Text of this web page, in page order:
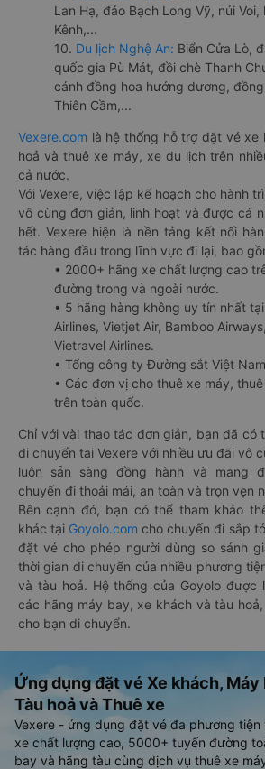
Lan Hạ, đảo Bạch Long Vỹ, núi
Kênh,...
10. Du lịch Nghệ An: Biển Cửa Lò,
quốc gia Pù Mát, đồi chè Thanh
cánh đồng hoa hướng dương,
Thiên Cầm,...
Vexere.com là hệ thống hỗ trợ đặt vé xe
hoả và thuê xe máy, xe du lịch trên
cả nước.
Với Vexere, việc lập kế hoạch cho hành
vô cùng đơn giản, linh hoạt và được cá
hết. Vexere hiện là nền tảng kết nối
tác hàng đầu trong lĩnh vực đi lại, bao
• 2000+ hãng xe chất lượng cao
đường trong và ngoài nước.
• 5 hãng hàng không uy tín nhất
Airlines, Vietjet Air, Bamboo
Vietravel Airlines.
• Tổng công ty Đường sắt Việt
• Các đơn vị cho thuê xe máy,
trên toàn quốc.
Chỉ với vài thao tác đơn giản, bạn đã có
di chuyển tại Vexere với nhiều ưu đãi vô
luôn sẵn sàng đồng hành và mang
chuyến đi thoải mái, an toàn và trọn vẹn
Bên cạnh đó, bạn có thể tham khảo
khác tại Goyolo.com cho chuyến đi sắp
đặt vé cho phép người dùng so sánh
thời gian di chuyển của nhiều phương
và tàu hoả. Hệ thống của Goyolo
các hãng máy bay, xe khách và tàu
cho bạn di chuyển.
Ứng dụng đặt vé Xe khách, Máy
Tàu hoả và Thuê xe
Vexere - ứng dụng đặt vé đa phương tiện
xe chất lượng cao, 5000+ tuyến đường
bay và hãng tàu cùng dịch vụ thuê xe